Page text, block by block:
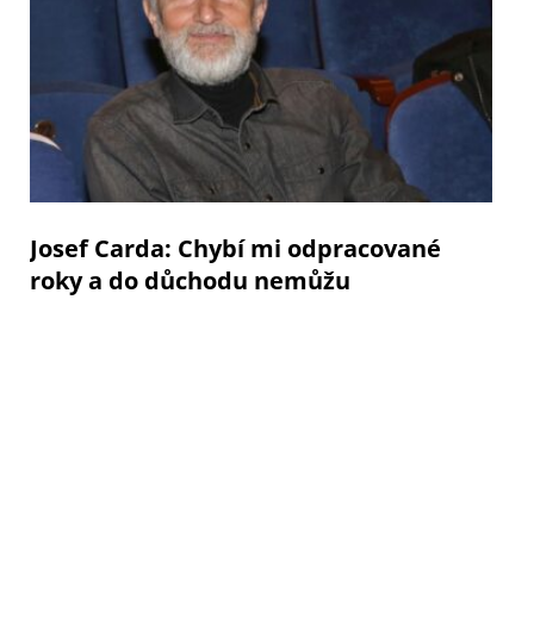
Josef Carda: Chybí mi odpracované
roky a do důchodu nemůžu